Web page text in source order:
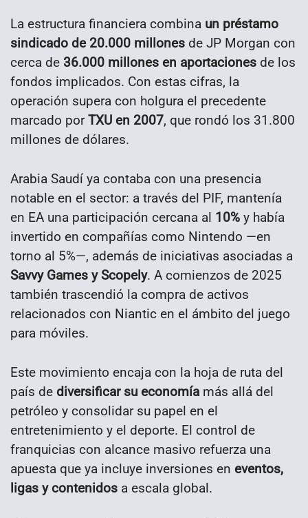
La estructura financiera combina un préstamo
sindicado de 20.000 millones de JP Morgan con
cerca de 36.000 millones en aportaciones de los
fondos implicados. Con estas cifras, la
operación supera con holgura el precedente
marcado porTXU en 2007, que rondó los 31.800
millones de dólares.
Arabia Saudí ya contaba con una presencia
notable en el sector: a través del PIF, mantenía
en EA una participación cercana al 10% y había
invertido en compañías como Nintendo —en
torno al 5%—, además de iniciativas asociadas a
Savvy Games y Scopely. A comienzos de 2025
también trascendió la compra de activos
relacionados con Niantic en el ámbito del juego
para móviles.
Este movimiento encaja con la hoja de ruta del
país de diversificar su economía más allá del
petróleo y consolidar su papel en el
entretenimiento y el deporte. El control de
franquicias con alcance masivo refuerza una
apuesta que ya incluye inversiones en eventos,
ligas y contenidos a escala global.